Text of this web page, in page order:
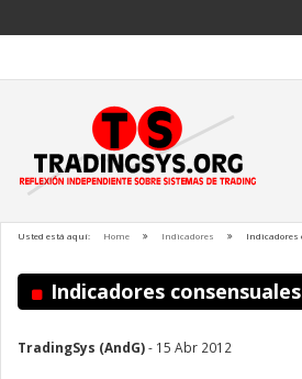
Usted está aquí: Home Indicadores Indicadores
Indicadores
TradingSys (AndG)- 15 Abr 2012